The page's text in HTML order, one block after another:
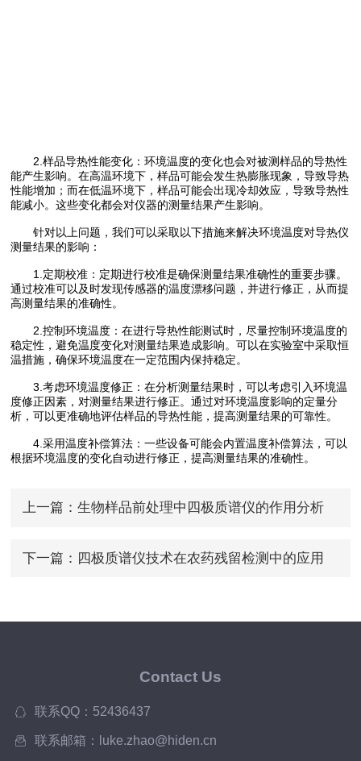
2.样品导热性能变化：环境温度的变化也会对被测样品的导热性
能产生影响。在高温环境下，样品可能会发生热膨胀现象，导致导热
性能增加；而在低温环境下，样品可能会出现冷却效应，导致导热性
能减小。这些变化都会对仪器的测量结果产生影响。
针对以上问题，我们可以采取以下措施来解决环境温度对导热仪
测量结果的影响：
1.定期校准：定期进行校准是确保测量结果准确性的重要步骤。
通过校准可以及时发现传感器的温度漂移问题，并进行修正，从而提
高测量结果的准确性。
2.控制环境温度：在进行导热性能测试时，尽量控制环境温度的
稳定性，避免温度变化对测量结果造成影响。可以在实验室中采取恒
温措施，确保环境温度在一定范围内保持稳定。
3.考虑环境温度修正：在分析测量结果时，可以考虑引入环境温
度修正因素，对测量结果进行修正。通过对环境温度影响的定量分
析，可以更准确地评估样品的导热性能，提高测量结果的可靠性。
4.采用温度补偿算法：一些设备可能会内置温度补偿算法，可以
根据环境温度的变化自动进行修正，提高测量结果的准确性。
上一篇： 生物样品前处理中四极质谱仪的作用分析
下一篇： 四极质谱仪技术在农药残留检测中的应用
Contact Us
联系QQ：52436437
联系邮箱：luke.zhao@hiden.cn